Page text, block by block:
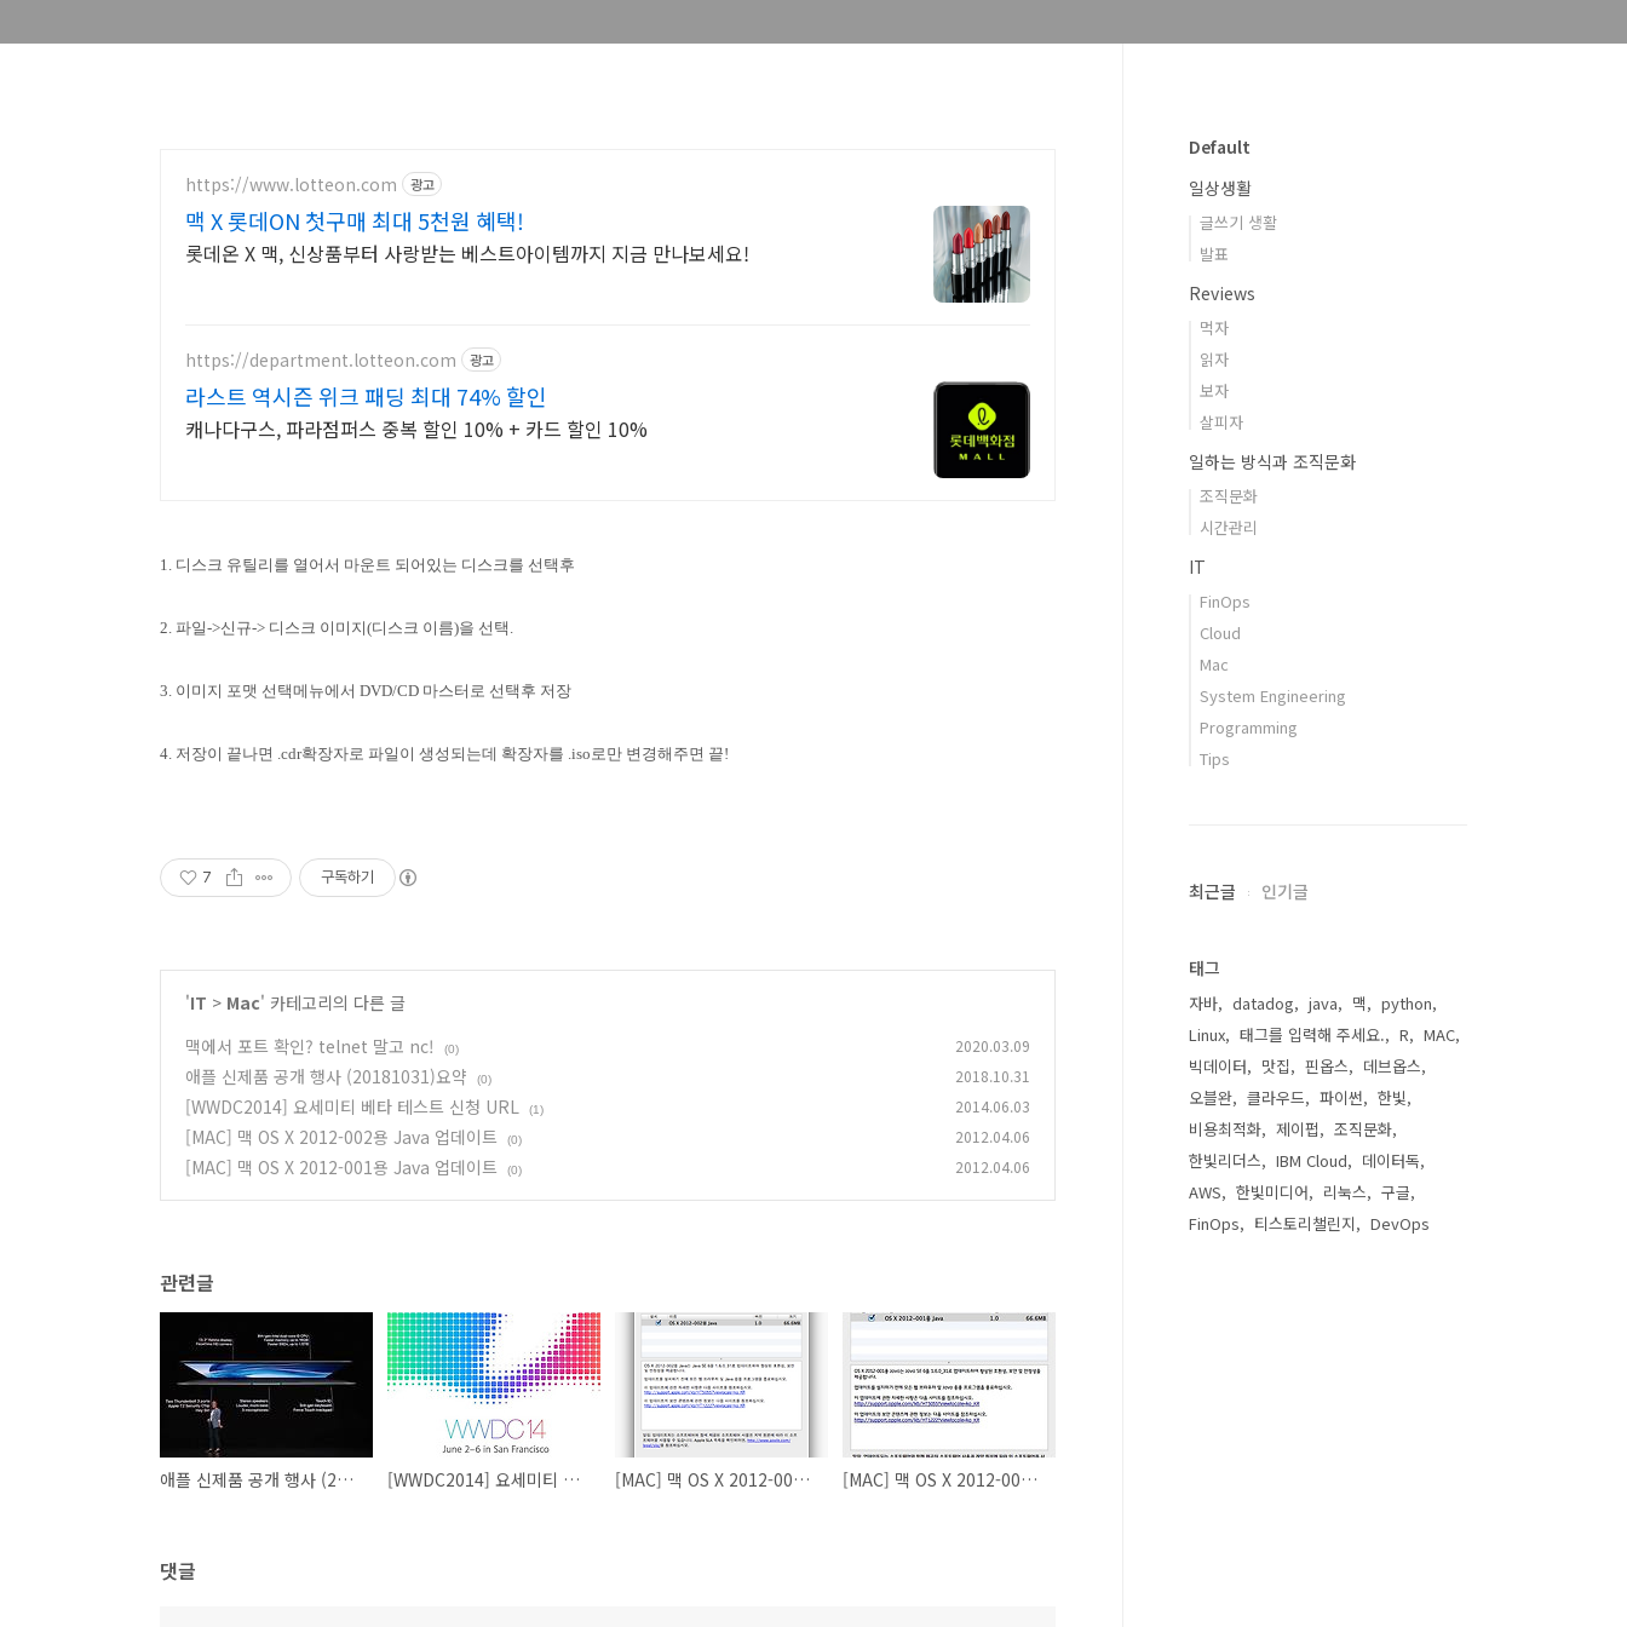
https://www.lotteon.com 광고
맥 X 롯데ON 첫구매 최대 5천원 혜택!
롯데온 X 맥, 신상품부터 사랑받는 베스트아이템까지 지금 만나보세요!
https://department.lotteon.com 광고
라스트 역시즌 위크 패딩 최대 74% 할인
캐나다구스, 파라점퍼스 중복 할인 10% + 카드 할인 10%
1. 디스크 유틸리를 열어서 마운트 되어있는 디스크를 선택후
2. 파일->신규-> 디스크 이미지(디스크 이름)을 선택.
3. 이미지 포맷 선택메뉴에서 DVD/CD 마스터로 선택후 저장
4. 저장이 끝나면 .cdr확장자로 파일이 생성되는데 확장자를 .iso로만 변경해주면 끝!
7 구독하기
'IT > Mac' 카테고리의 다른 글
맥에서 포트 확인? telnet 말고 nc!
(0) 2020.03.09
애플 신제품 공개 행사 (20181031)요약 (0) 2018.10.31
[WWDC2014] 요세미티 베타 테스트 신청 URL (1) 2014.06.03
[MAC] 맥 OS X 2012-002용 Java 업데이트 (0) 2012.04.06
[MAC] 맥 OS X 2012-001용 Java 업데이트 (0) 2012.04.06
관련글
애플 신제품 공개 행사 (20181031)요약 [WWDC2014] 요세미티 베타 테스트 신청 URL [MAC] 맥 OS X 2012-002용 Java 업데이트 [MAC] 맥 OS X 2012-001용 Java 업데이트
댓글
Default
일상생활
글쓰기 생활
발표
Reviews
먹자
읽자
보자
살피자
일하는 방식과 조직문화
조직문화
시간관리
IT
FinOps
Cloud
Mac
System Engineering
Programming
Tips
최근글 인기글
태그
자바 datadog java 맥
python
Linux
태그를 입력해 주세요. R
MAC
빅데이터
맛집 핀옵스
데브옵스
오블완
클라우드 파이썬
한빛
비용최적화
제이펍
조직문화
한빛리더스
IBM Cloud
데이터독
AWS
한빛미디어 리눅스
구글
FinOps
티스토리챌린지 DevOps